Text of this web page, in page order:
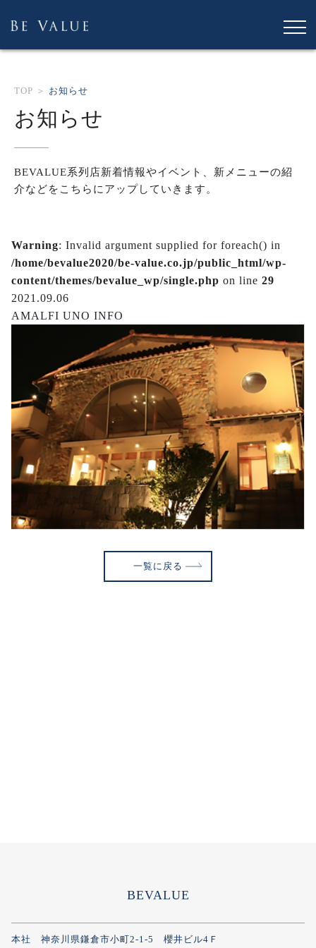
TOP ＞ お知らせ
お知らせ
BEVALUE系列店新着情報やイベント、新メニューの紹
介などをこちらにアップしていきます。
Warning: Invalid argument supplied for foreach() in
/home/bevalue2020/be-value.co.jp/public_html/wp-
content/themes/bevalue_wp/single.php on line 29
2021.09.06
AMALFI UNO INFO
一覧に戻る
BEVALUE
本社 神奈川県鎌倉市小町2-1-5 櫻井ビル4Ｆ